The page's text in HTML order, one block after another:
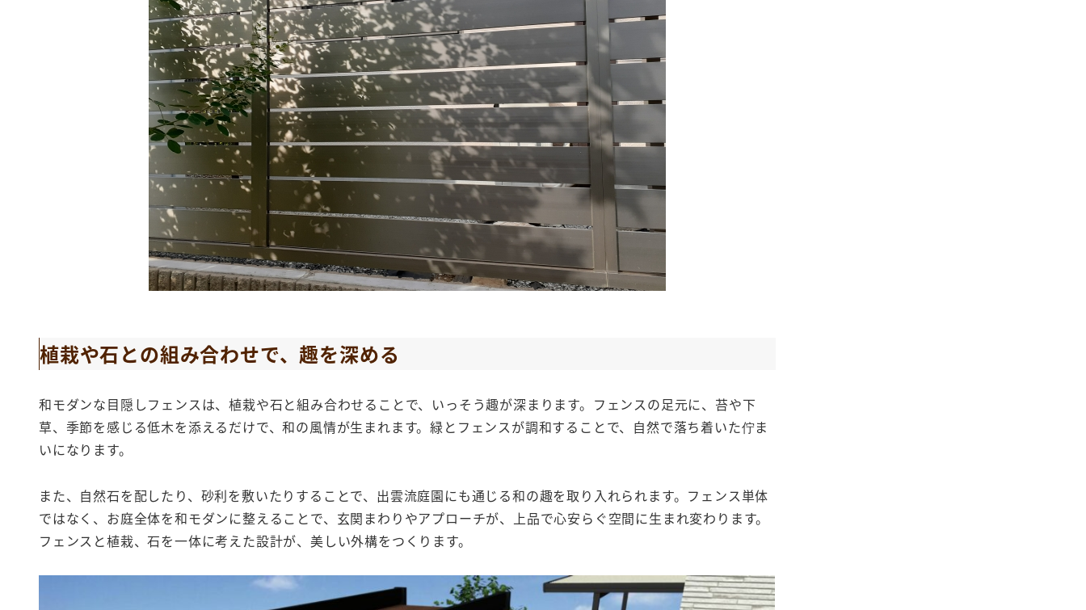
植栽や石との組み合わせで、趣を深める
和モダンな目隠しフェンスは、植栽や石と組み合わせることで、いっそう趣が深まります。フェンスの足元に、苔や下
草、季節を感じる低木を添えるだけで、和の風情が生まれます。緑とフェンスが調和することで、自然で落ち着いた佇ま
いになります。
また、自然石を配したり、砂利を敷いたりすることで、出雲流庭園にも通じる和の趣を取り入れられます。フェンス単体
ではなく、お庭全体を和モダンに整えることで、玄関まわりやアプローチが、上品で心安らぐ空間に生まれ変わります。
フェンスと植栽、石を一体に考えた設計が、美しい外構をつくります。